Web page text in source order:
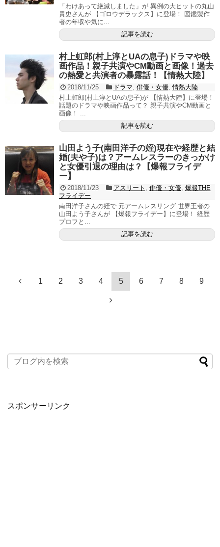
「わけあって絶滅しました」が 異例の大ヒットの丸山
貴史さんが 【ゴロウデラックス】に登場！ 図鑑製作
者の年収や気に...
記事を読む
村上虹郎(村上淳とUAの息子)ドラマや映
画作品！親子共演やCM動画と画像！過去
の熱愛と共演者の暴露話！【情熱大陸】
2018/11/25 ドラマ, 俳優・女優,情熱大陸
村上虹郎(村上淳とUAの息子)が 【情熱大陸】に登場！
話題のドラマや映画作品って？ 親子共演やCM動画と
画像！ ...
記事を読む
山田よう子(南田洋子の姪)現在や経歴と結
婚(夫や子)は？アームレスラーのきっかけ
と女優引退の理由は？【爆報フライデ
ー】
2018/11/23 アスリート , 俳優・女優, 爆報THE
フライデー
南田洋子さんの姪で 元アームレスリング 世界王者の
山田よう子さんが 【爆報フライデー】に登場！ 経歴
プロフと...
記事を読む
1 2 3 4 5 6 7 8 9
スポンサーリンク